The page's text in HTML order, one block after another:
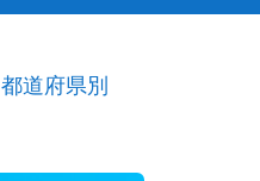
都道府県別